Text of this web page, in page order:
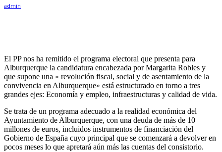
El PP nos ha remitido el programa electoral que presenta para
Alburquerque la candidatura encabezada por Margarita Robles y
que supone una » revolución fiscal, social y de asentamiento de la
convivencia en Alburquerque» está estructurado en torno a tres
grandes ejes: Economía y empleo, infraestructuras y calidad de vida.
Se trata de un programa adecuado a la realidad económica del
Ayuntamiento de Alburquerque, con una deuda de más de 10
millones de euros, incluidos instrumentos de financiación del
Gobierno de España cuyo principal que se comenzará a devolver en
pocos meses lo que apretará aún más las cuentas del consistorio.